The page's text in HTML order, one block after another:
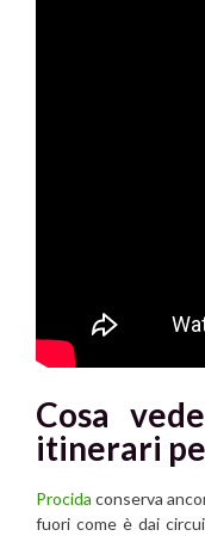
Cosa
itinerari
Procida conserva
fuori come è dai